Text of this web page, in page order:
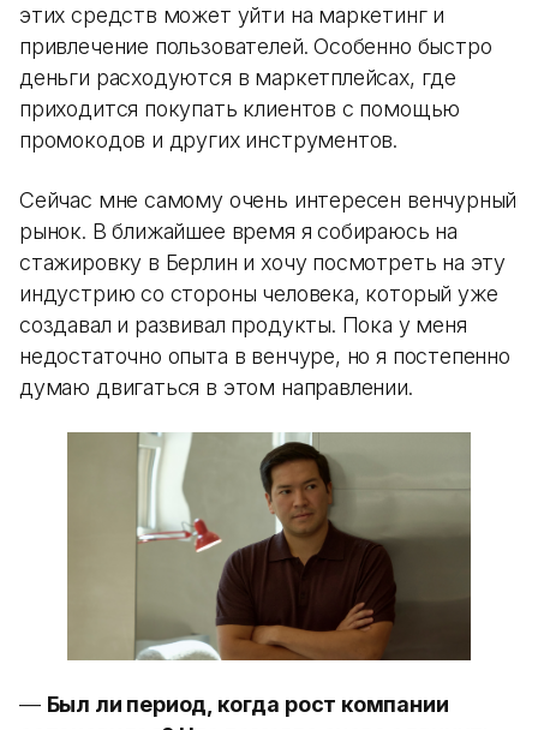
этих средств может уйти на маркетинг и
привлечение пользователей. Особенно быстро
деньги расходуются в маркетплейсах, где
приходится покупать клиентов с помощью
промокодов и других инструментов.
Сейчас мне самому очень интересен венчурный
рынок. В ближайшее время я собираюсь на
стажировку в Берлин и хочу посмотреть на эту
индустрию со стороны человека, который уже
создавал и развивал продукты. Пока у меня
недостаточно опыта в венчуре, но я постепенно
думаю двигаться в этом направлении.
— Был ли период, когда рост компании